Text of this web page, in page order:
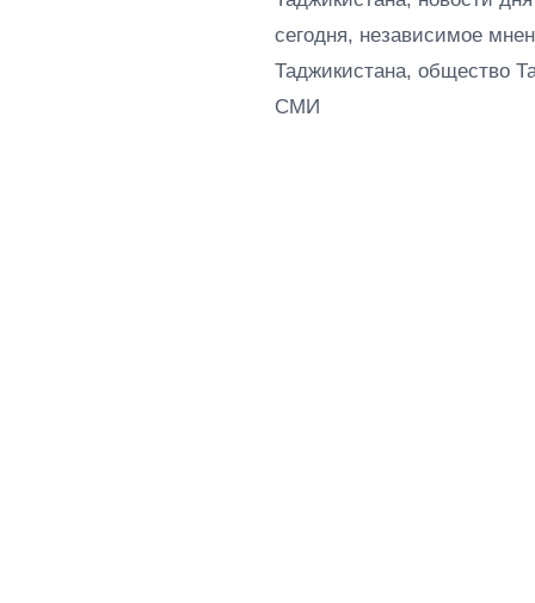
сегодня, независимое
Таджикистана, общество
СМИ